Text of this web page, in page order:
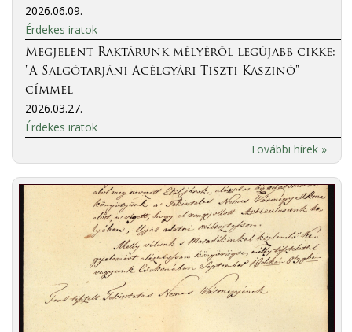
2026.06.09.
Érdekes iratok
Megjelent Raktárunk mélyéről legújabb cikke:
"A Salgótarjáni Acélgyári Tiszti Kaszinó"
címmel
2026.03.27.
Érdekes iratok
További hírek »